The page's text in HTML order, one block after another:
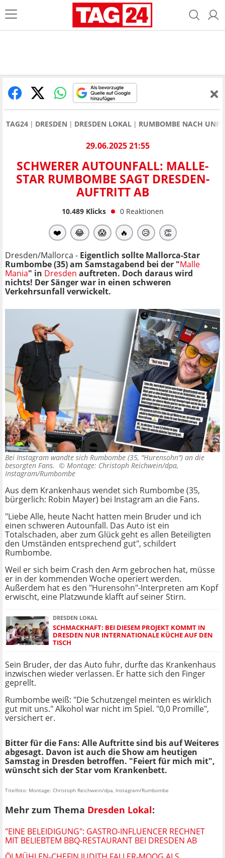
TAG24 DRESDEN DRESDEN LOKAL RUMBOMBE NACH
29.06.2025 21:55
SCHWERER AUTOUNFALL: MALLE-
STAR RUMBOMBE SAGT DRESDEN-
AUFTRITT AB
10.489Klicks 0 Reaktionen
❤️ 😂 😱 🔥 😥 👏
Dresden/Mallorca - Eigentlich sollte Mallorca-Star
Rumbombe (35) am Samstagabend bei der "Malle
Mania" in Dresden auftreten. Doch daraus wird
nichts! Der Sänger war in einen schweren
Verkehrsunfall verwickelt.
Bei Instagram wandte sich Rumbombe (35, "Hurensohn") an die
besorgten Fans. © Montage: Christoph Reichwein/dpa,
Instagram/Rumbombe
Aus dem Krankenhaus wendet sich Rumbombe (35,
bürgerlich: Robin Mayer) bei Instagram an die Fans.
"Liebe Alle, heute Nacht hatten mein Bruder und ich
einen schweren Autounfall. Das Auto ist ein
Totalschaden, aber zum Glück geht es allen Beteiligten
den Umständen entsprechend gut", schildert
Rumbombe.
Weil er sich beim Crash den Arm gebrochen hat, müsse
er in der kommenden Woche operiert werden.
Außerdem hat es den "Hurensohn"-Interpreten am Kopf
erwischt, eine Platzwunde klafft auf seiner Stirn.
DRESDEN LOKAL
SCHMACKHAFT: BEI DIESEM PROJEKT KOMMT IN
DRESDEN NUR INTERNATIONALE KÜCHE AUF DEN
TISCH
Sein Bruder, der das Auto fuhr, durfte das Krankenhaus
inzwischen wieder verlassen. Er hatte sich den Finger
geprellt.
Rumbombe weiß: "Die Schutzengel meinten es wirklich
gut mit uns." Alkohol war nicht im Spiel. "0,0 Promille",
versichert er.
Bitter für die Fans: Alle Auftritte sind bis auf Weiteres
abgesagt. Davon ist auch die Show am heutigen
Samstag in Dresden betroffen. "Feiert für mich mit",
wünscht sich der Star vom Krankenbett.
Titelfoto: Montage: Christoph Reichwein/dpa, Instagram/Rumbombe
Mehr zum Thema Dresden Lokal:
"EINE BELEIDIGUNG": GASTRO-INFLUENCER RECHNET
MIT BELIEBTEM BBQ-RESTAURANT BEI DRESDEN AB